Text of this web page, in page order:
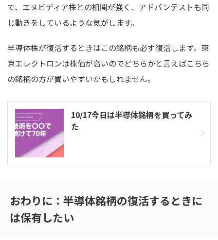
で、エヌビディア株との相関が強く、アドバンテストも同
じ動きをしているような気がします。
半導体株が復活するときはこの銘柄も必ず復活します。東
京エレクトロンは株価が高いのでどちらかと言えばこちら
の銘柄の方が買いやすいかもしれません。
10/17今日は半導体銘柄を買ってみ
た
おわりに：半導体銘柄の復活するときに
は保有したい